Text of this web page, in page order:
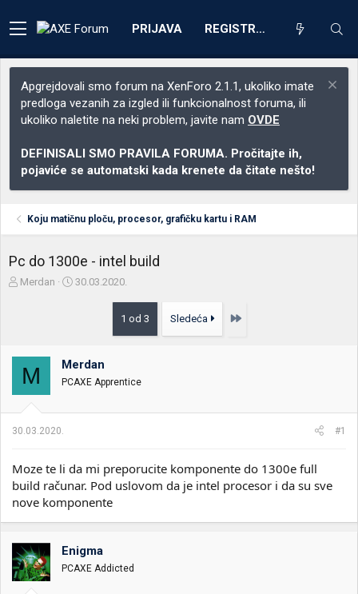
PRIJAVA REGISTRACIJA
Apgrejdovali smo forum na XenForo 2.1.1, ukoliko imate
predloga vezanih za izgled ili funkcionalnost foruma, ili
ukoliko naletite na neki problem, javite nam OVDE
DEFINISALI SMO PRAVILA FORUMA. Pročitajte ih,
pojaviće se automatski kada krenete da čitate nešto!
Koju matičnu ploču, procesor, grafičku kartu i RAM
Pc do 1300e - intel build
Z
k
t
e
m
Merdan
D
o
k
e
j
a
30.03.2020.
1 od 3 Sledeća Poslednja
M Merdan
PCAXE Apprentice
30.03.2020. #1
Moze te li da mi preporucite komponente do 1300e full
build računar. Pod uslovom da je intel procesor i da su sve
nove komponente
Enigma
PCAXE Addicted